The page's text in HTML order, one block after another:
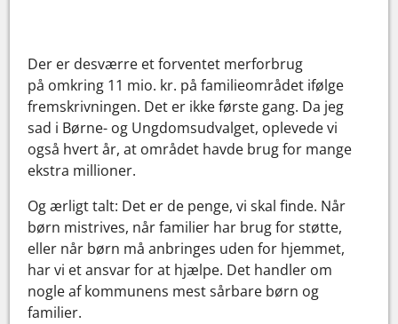
Der er desværre et forventet merforbrug
på omkring 11 mio. kr. på familieområdet ifølge
fremskrivningen. Det er ikke første gang. Da jeg
sad i Børne- og Ungdomsudvalget, oplevede vi
også hvert år, at området havde brug for mange
ekstra millioner.
Og ærligt talt: Det er de penge, vi skal finde. Når
børn mistrives, når familier har brug for støtte,
eller når børn må anbringes uden for hjemmet,
har vi et ansvar for at hjælpe. Det handler om
nogle af kommunens mest sårbare børn og
familier.